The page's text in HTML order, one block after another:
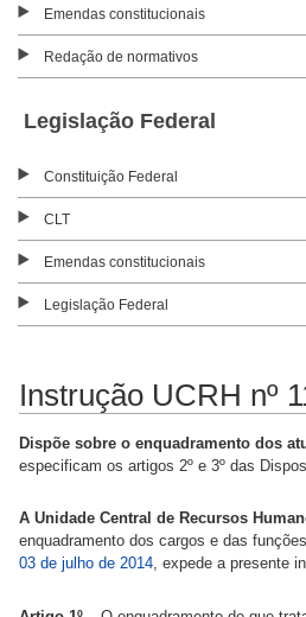
Emendas constitucionais
Redação de normativos
Legislação Federal
Constituição Federal
CLT
Emendas constitucionais
Legislação Federal
Instrução UCRH nº
Dispõe sobre o enquadramento dos
especificam os artigos 2º e 3º das
A Unidade Central de Recursos
enquadramento dos cargos e das
03 de julho de 2014, expede a presente